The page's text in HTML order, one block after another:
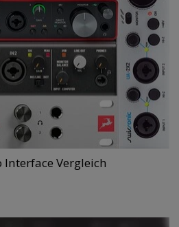
Interface Vergleich